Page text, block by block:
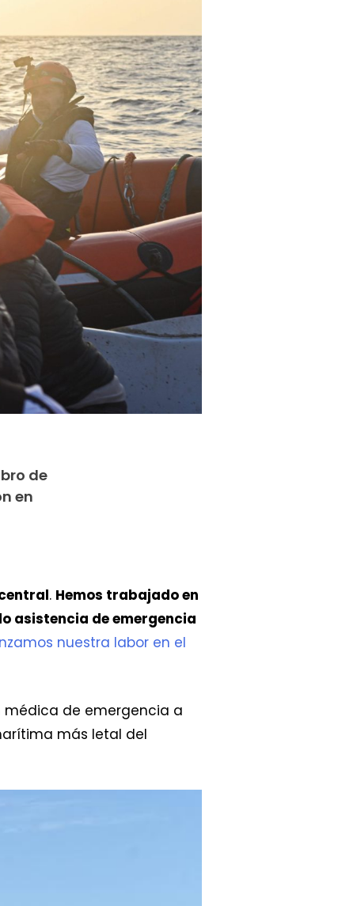
de
en
. Hemos trabajado en
asistencia de emergencia
nuestra labor en el
médica de emergencia a
más letal del